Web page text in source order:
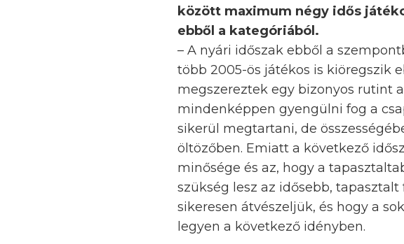
között maximum négy idős
ebből a kategóriából.
– A nyári időszak ebből a
több 2005-ös játékos is kiöregszik
megszereztek egy bizonyos rutint
mindenképpen gyengülni fog a
sikerül megtartani, de
öltözőben. Emiatt a következő
minősége és az, hogy a
szükség lesz az idősebb,
sikeresen átvészeljük, és hogy a
legyen a következő idényben.